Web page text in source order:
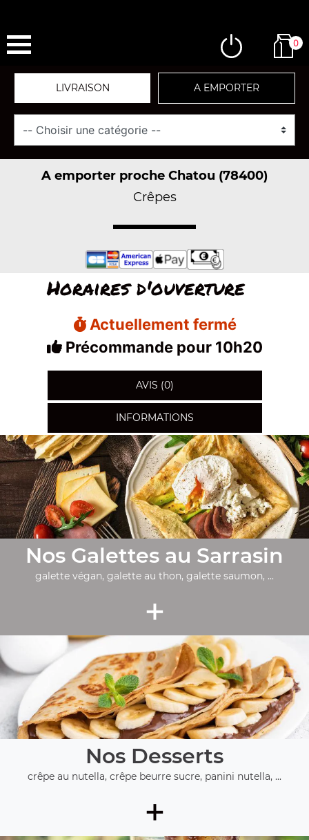
0
LIVRAISON A EMPORTER
A emporter proche Chatou (78400)
Crêpes
Horaires d'ouverture
Actuellement fermé
Précommande pour 10h20
AVIS (0)
INFORMATIONS
Nos Galettes au Sarrasin
galette végan, galette au thon, galette saumon, ...
+
Nos Desserts
crêpe au nutella, crêpe beurre sucre, panini nutella, ...
+